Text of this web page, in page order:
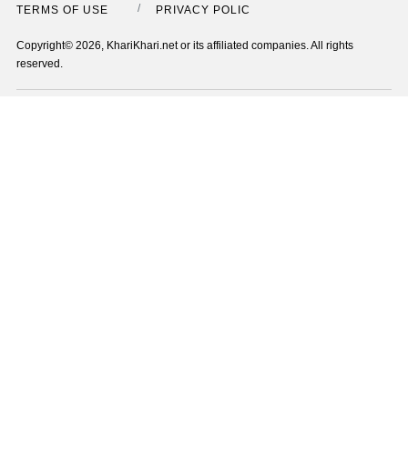
TERMS OF USE PRIVACY POLICY
Copyright© 2026, KhariKhari.net or its affiliated companies. All rights
reserved.